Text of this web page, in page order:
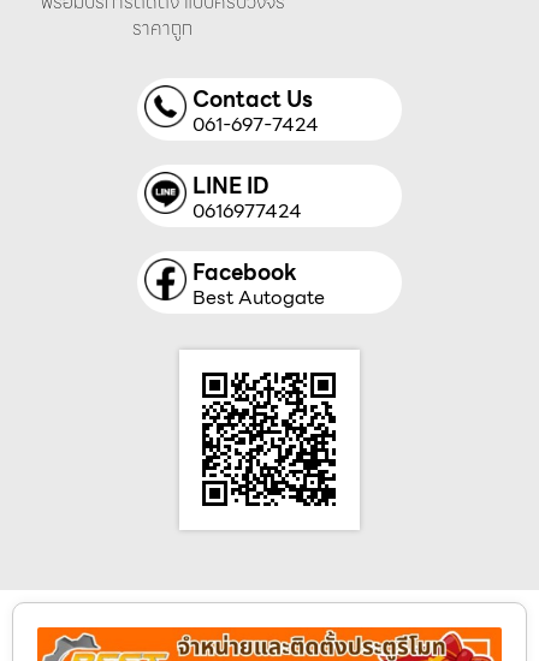
ราคาถูก
Contact Us
061-697-7424
LINE ID
0616977424
Facebook
Best Autogate